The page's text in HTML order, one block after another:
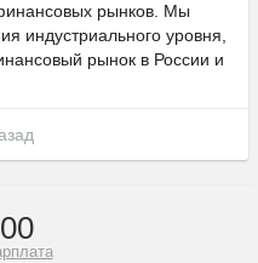
рынков. Мы
индустриального уровня,
рынок в России и